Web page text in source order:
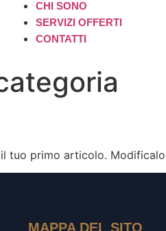
CHI SONO
SERVIZI OFFERTI
CONTATTI
tuo primo articolo.
MAPPA DEL SITO